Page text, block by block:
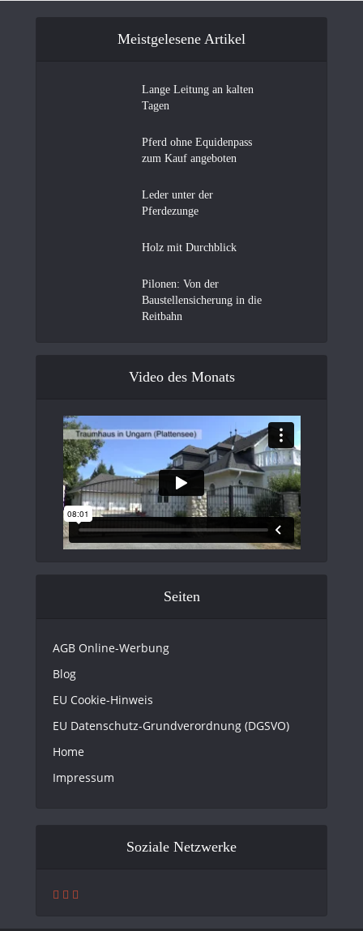
Meistgelesene Artikel
Lange Leitung an kalten
Tagen
Pferd ohne Equidenpass
zum Kauf angeboten
Leder unter der
Pferdezunge
Holz mit Durchblick
Pilonen: Von der
Baustellensicherung in die
Reitbahn
Video des Monats
Seiten
AGB Online-Werbung
Blog
EU Cookie-Hinweis
EU Datenschutz-Grundverordnung (DGSVO)
Home
Impressum
Soziale Netzwerke